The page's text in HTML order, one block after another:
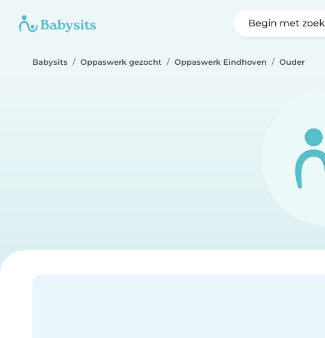
Begin met
Babysits Oppaswerk gezocht Oppaswerk Eindhoven Ouder